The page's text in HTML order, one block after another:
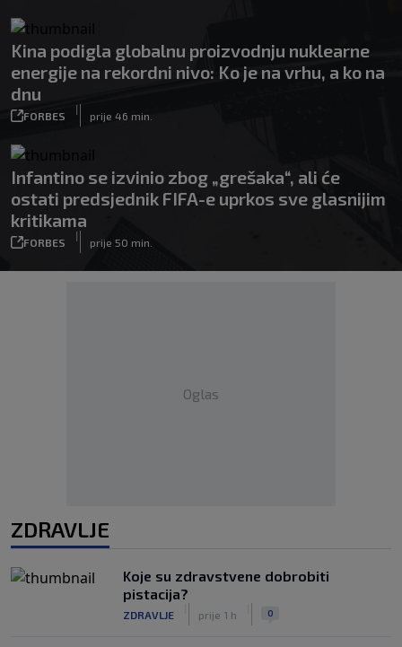
Kina podigla globalnu proizvodnju nuklearne
energije na rekordni nivo: Ko je na vrhu, a ko na
dnu
FORBES
|
prije 46 min.
Infantino se izvinio zbog „grešaka“, ali će
ostati predsjednik FIFA-e uprkos sve glasnijim
kritikama
FORBES
|
prije 50 min.
Oglas
ZDRAVLJE
Koje su zdravstvene dobrobiti
pistacija?
ZDRAVLJE prije 1 h 0